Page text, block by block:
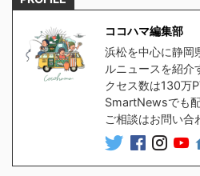
ココハマ編集部
浜松を中心に静岡
ルニュースを紹介
クセス数は130万
SmartNewsでも
ご相談はお問い合